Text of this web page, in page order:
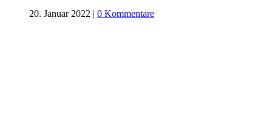
20. Januar 2022 | 0 Kommentare